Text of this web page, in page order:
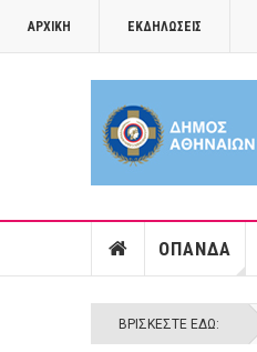
ΑΡΧΙΚΉ ΕΚΔΗΛΏΣΕΙΣ
ΟΠΑΝΔΑ
ΒΡΊΣΚΕΣΤΕ ΕΔΏ: